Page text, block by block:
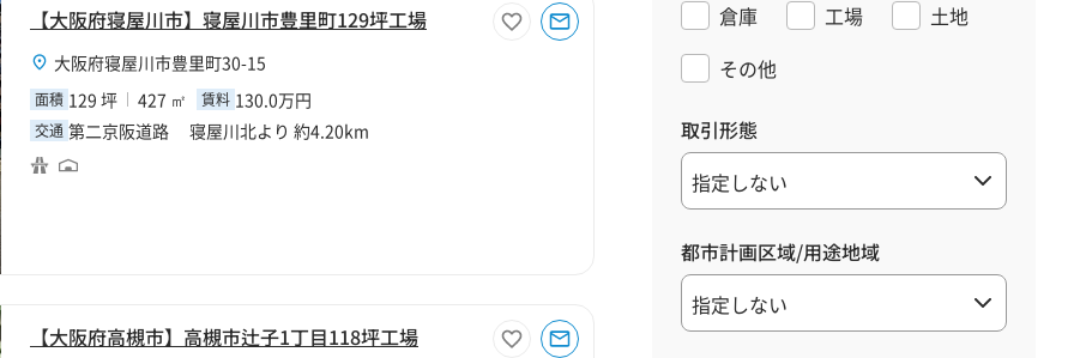
【大阪府寝屋川市】寝屋川市豊里町129坪工場
大阪府寝屋川市豊里町30-15
面積 129 坪 427 ㎡ 賃料 130.0万円
交通 第二京阪道路 寝屋川北より 約4.20km
【大阪府高槻市】高槻市辻子1丁目118坪工場
倉庫
工場
土地
その他
取引形態
都市計画区域/用途地域